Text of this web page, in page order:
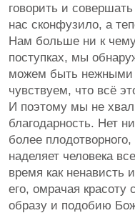
говорить и
нас сконфузило, а
Нам больше ни к
поступках, мы
можем быть
чувствуем, что всё
И поэтому мы не
благодарность. Нет
более
наделяет человека
время как
его, омрачая красоту
образу и подобию